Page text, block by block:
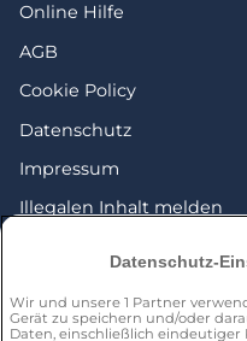
Online Hilfe
AGB
Cookie Policy
Datenschutz
Impressum
Illegalen Inhalt melden
Datenschutz-
Wir und unsere 1 Partner
Gerät zu speichern und/oder
Daten, einschließlich